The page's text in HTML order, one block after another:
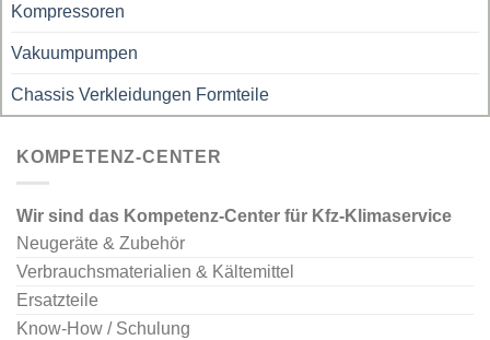
Kompressoren
Vakuumpumpen
Chassis Verkleidungen Formteile
KOMPETENZ-CENTER
Wir sind das Kompetenz-Center für Kfz-Klimaservice
Neugeräte & Zubehör
Verbrauchsmaterialien & Kältemittel
Ersatzteile
Know-How / Schulung